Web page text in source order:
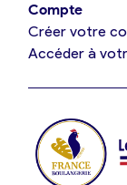
Je suis
Je crée
Compte
Créer votre
Accéder à